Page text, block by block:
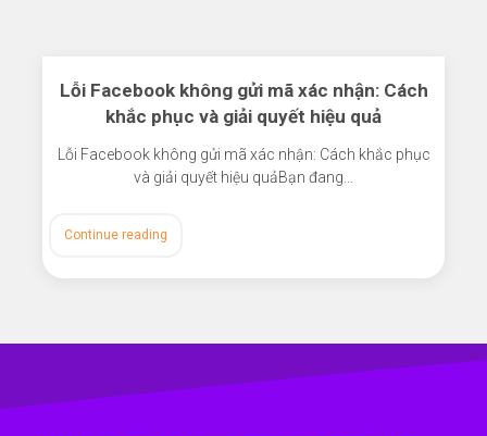
Lỗi Facebook không gửi mã xác nhận: Cách
khắc phục và giải quyết hiệu quả
Lỗi Facebook không gửi mã xác nhận: Cách khắc phục
và giải quyết hiệu quảBạn đang…
Continue reading